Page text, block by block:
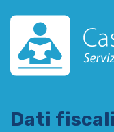
Dati fiscali